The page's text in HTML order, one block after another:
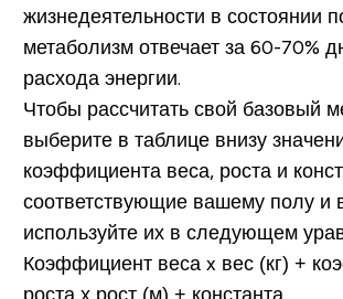
жизнедеятельности в состоянии
метаболизм отвечает за 60-70%
расхода энергии.
Чтобы рассчитать свой базовый
выберите в таблице внизу
коэффициента веса, роста и
соответствующие вашему полу и
используйте их в следующем
Коэффициент веса x вес (кг) +